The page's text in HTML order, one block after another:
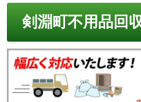
剣淵町不用品回